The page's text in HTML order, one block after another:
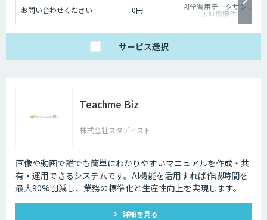
お問い合わせください 0円 AI学習用データサンプ
ル無償提供
サービス選択
Teachme Biz
株式会社スタディスト
画像や動画で誰でも簡単にわかりやすいマニュアルを作成・共
有・運用できるシステムです。AI機能を活用すれば作成時間を
最大90%削減し、業務の標準化と生産性向上を実現します。
詳細を見る